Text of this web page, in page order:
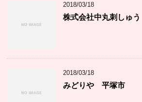
2018/03/18
株式会社中丸刺しゅ
2018/03/18
みどりや 平塚市